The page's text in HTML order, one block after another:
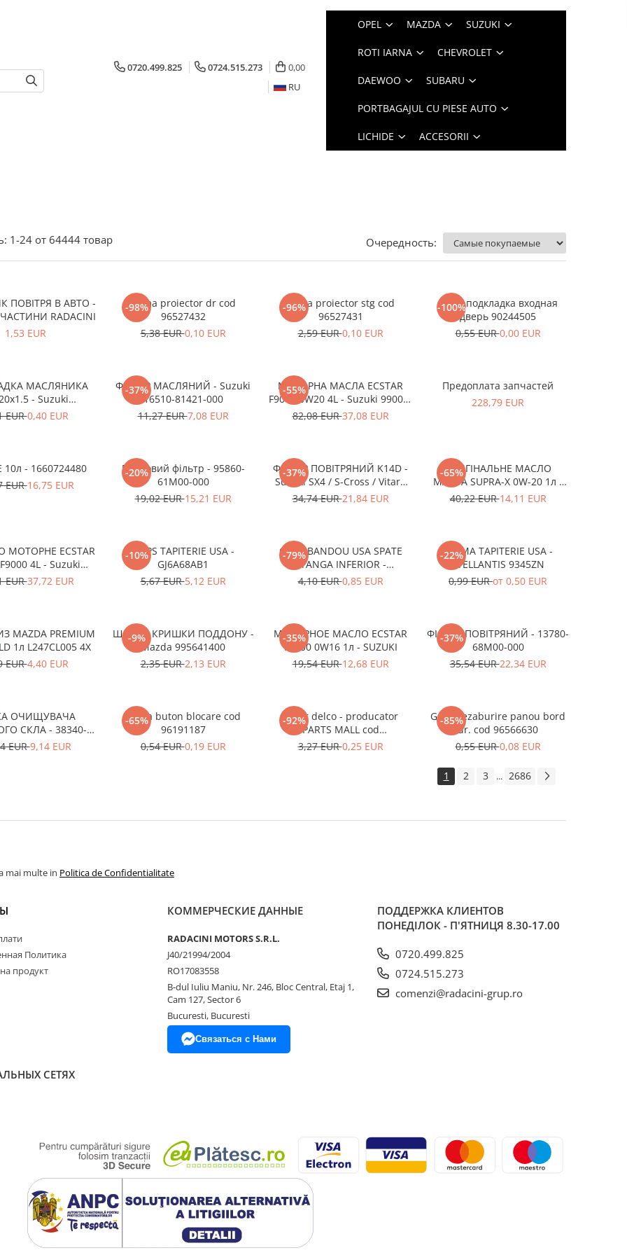
0720.499.825 0724.515.273
0,00
RU
OPEL MAZDA SUZUKI
ROTI IARNA CHEVROLET
DAEWOO SUBARU
PORTBAGAJUL CU PIESE AUTO
LICHIDE ACCESORII
1-24 от 64444 товар Очередность:
ПОВІТРЯ В АВТО -
RADACINI
1,53 EUR
-98%
Rama proiector dr cod
96527432
5,38 EUR0,10 EUR
-96%
Rama proiector stg cod
96527431
2,59 EUR0,10 EUR
-100%
Клип подкладка входная
дверь 90244505
0,55 EUR0,00 EUR
МАСЛЯНИКА
- Suzuki
000
EUR0,40 EUR
-37%
ФІЛЬТР МАСЛЯНИЙ - Suzuki
16510-81421-000
11,27 EUR7,08 EUR
-55%
МОТОРНА МАСЛА ECSTAR
F9000 0W20 4L - Suzuki 99000-
21E20-047
82,08 EUR37,08 EUR
Предоплата запчастей
228,79 EUR
10л - 1660724480
EUR16,75 EUR
-20%
Пилковий фільтр - 95860-
61M00-000
19,02 EUR15,21 EUR
-37%
ФІЛЬТР ПОВІТРЯНИЙ K14D -
Suzuki SX4 / S-Cross / Vitara
13780-53SA0-000
34,74 EUR21,84 EUR
-65%
ОРИГІНАЛЬНЕ МАСЛО
MAZDA SUPRA-X 0W-20 1л -
0012MO0W20
40,22 EUR14,11 EUR
МОТОРНЕ ECSTAR
4L - Suzuki
21E72-004
EUR37,72 EUR
-10%
CLIPS TAPITERIE USA -
GJ6A68AB1
5,67 EUR5,12 EUR
-79%
CLIPS BANDOU USA SPATE
STANGA INFERIOR -
KD5351SJ3A
4,10 EUR0,85 EUR
-22%
CLEMA TAPITERIE USA -
STELLANTIS 9345ZN
0,99 EURот 0,50 EUR
MAZDA PREMIUM
1л L247CL005 4X
EUR4,40 EUR
-9%
ШАЙБА КРИШКИ ПОДДОНУ -
Mazda 995641400
2,35 EUR2,13 EUR
-35%
МОТОРНОЕ МАСЛО ECSTAR
F9000 0W16 1л - SUZUKI
19,54 EUR12,68 EUR
-37%
ФІЛЬТР ПОВІТРЯНИЙ - 13780-
68M00-000
35,54 EUR22,34 EUR
ОЧИЩУВАЧА
СКЛА - 38340-
63J00-000
EUR9,14 EUR
-65%
Rama buton blocare cod
96191187
0,54 EUR0,19 EUR
-92%
Rotor delco - producator
PARTS MALL cod
33310A78B00-000
3,27 EUR0,25 EUR
-85%
Grila dezaburire panou bord
dr. cod 96566630
0,55 EUR0,08 EUR
1 2 3 ... 2686
mai multe in Politica de Confidentialitate
Политика
продукт
КОММЕРЧЕСКИЕ ДАННЫЕ
RADACINI MOTORS S.R.L.
J40/21994/2004
RO17083558
B-dul Iuliu Maniu, Nr. 246, Bloc Central, Etaj 1,
Cam 127, Sector 6
Bucuresti, Bucuresti
Связаться с Нами
ПОДДЕРЖКА КЛИЕНТОВ
ПОНЕДІЛОК - П'ЯТНИЦЯ 8.30-17.00
0720.499.825
0724.515.273
comenzi@radacini-grup.ro
СЕТЯХ